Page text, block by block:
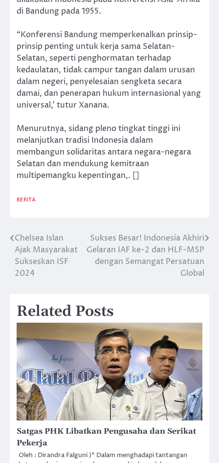
di Bandung pada 1955.
“Konferensi Bandung memperkenalkan prinsip-
prinsip penting untuk kerja sama Selatan-
Selatan, seperti penghormatan terhadap
kedaulatan, tidak campur tangan dalam urusan
dalam negeri, penyelesaian sengketa secara
damai, dan penerapan hukum internasional yang
universal,’ tutur Xanana.
Menurutnya, sidang pleno tingkat tinggi ini
melanjutkan tradisi Indonesia dalam
membangun solidaritas antara negara-negara
Selatan dan mendukung kemitraan
multipemangku kepentingan,. []
BERITA
Post
navigation
Chelsea Islan
Ajak Masyarakat
Sukseskan ISF
2024
Sukses Besar! Indonesia Akhiri
Gelaran IAF ke-2 dan HLF-MSP
dengan Semangat Persatuan
Global
Related Posts
Satgas PHK Libatkan Pengusaha dan Serikat
Pekerja
Oleh : Dirandra Falguni )* Dalam menghadapi tantangan